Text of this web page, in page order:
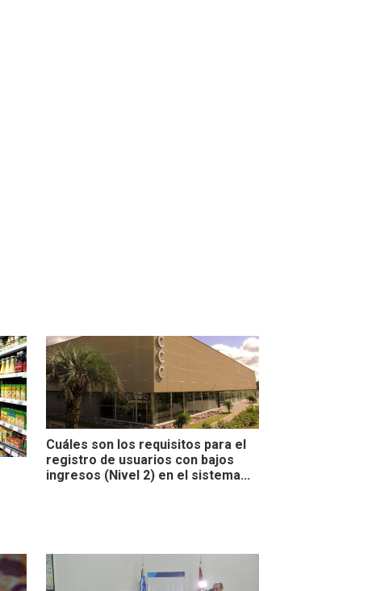
Cuáles son los requisitos para el
registro de usuarios con bajos
ingresos (Nivel 2) en el sistema...